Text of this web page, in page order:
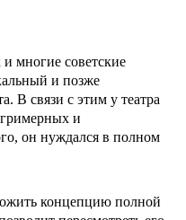
многие советские
и позже
В связи с этим у театра
и
он нуждался в полном
концепцию полной